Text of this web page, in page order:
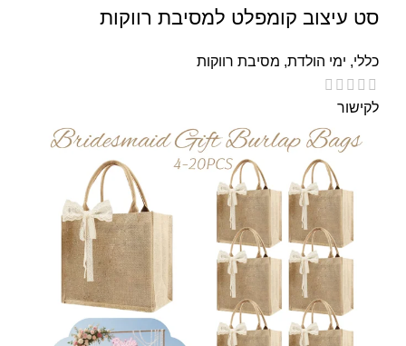
סט עיצוב קומפלט למסיבת רווקות
כללי, ימי הולדת, מסיבת רווקות
לקישור